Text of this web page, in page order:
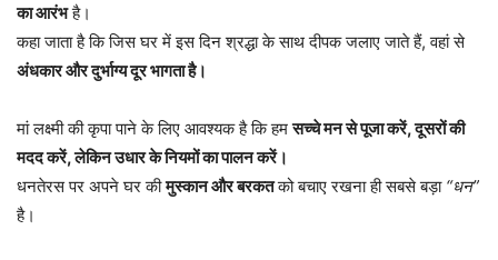
का आरंभहै।
कहा जाता है कि जिस घर में इस दिन श्रद्धा के साथ दीपक जलाए जाते हैं, वहां से
अंधकार और दुर्भाग्य दूर भागता है।
मां लक्ष्मी की कृपा पाने के लिए आवश्यक है कि हमसच्चे मन से पूजा करें, दूसरों की
मदद करें, लेकिन उधार के नियमों का पालन करें।
धनतेरस पर अपने घर कीमुस्कान और बरकतको बचाए रखना ही सबसे बड़ा “धन”
है।